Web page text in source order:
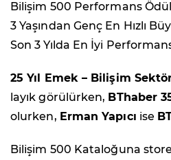
Bilişim 500 Performans
3 Yaşından Genç En Hızlı
Son 3 Yılda En İyi
25 Yıl Emek – Bilişim
layık görülürken, BThaber
olurken, Erman Yapıcı ise
Bilişim 500 Kataloğuna